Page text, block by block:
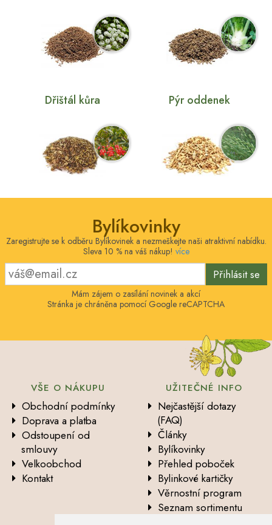
Dřištál kůra Pýr oddenek
Bylíkovinky
Zaregistrujte se k odběru Bylíkovinek a nezmeškejte naši atraktivní nabídku.
Sleva 10 % na váš nákup! více
Přihlásit se
Mám zájem o zasílání novinek a akcí
Stránka je chráněna pomocí Google reCAPTCHA
VŠE O NÁKUPU
Obchodní podmínky
Doprava a platba
Odstoupení od
smlouvy
Velkoobchod
Kontakt
UŽITEČNÉ INFO
Nejčastější dotazy
(FAQ)
Články
Bylíkovinky
Přehled poboček
Bylinkové kartičky
Věrnostní program
Seznam sortimentu